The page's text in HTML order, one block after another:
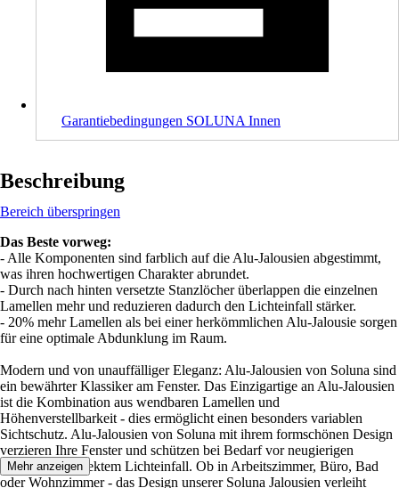
Garantiebedingungen SOLUNA Innen
Beschreibung
Bereich überspringen
Das Beste vorweg:
- Alle Komponenten sind farblich auf die Alu-Jalousien abgestimmt,
was ihren hochwertigen Charakter abrundet.
- Durch nach hinten versetzte Stanzlöcher überlappen die einzelnen
Lamellen mehr und reduzieren dadurch den Lichteinfall stärker.
- 20% mehr Lamellen als bei einer herkömmlichen Alu-Jalousie sorgen
für eine optimale Abdunklung im Raum.
Modern und von unauffälliger Eleganz: Alu-Jalousien von Soluna sind
ein bewährter Klassiker am Fenster. Das Einzigartige an Alu-Jalousien
ist die Kombination aus wendbaren Lamellen und
Höhenverstellbarkeit - dies ermöglicht einen besonders variablen
Sichtschutz. Alu-Jalousien von Soluna mit ihrem formschönen Design
verzieren Ihre Fenster und schützen bei Bedarf vor neugierigen
Blicken und direktem Lichteinfall. Ob in Arbeitszimmer, Büro, Bad
oder Wohnzimmer - das Design unserer Soluna Jalousien verleiht
Mehr anzeigen